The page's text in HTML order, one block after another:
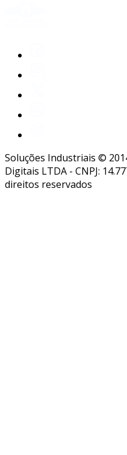
Soluções Industriais ©
Digitais LTDA - CNPJ:
direitos reservados